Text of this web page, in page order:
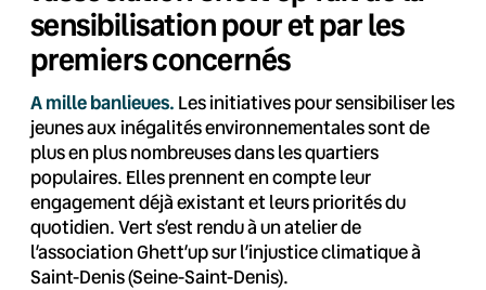
sensibilisation pour et par les
premiers concernés
A mille banlieues. Les initiatives pour sensibiliser les
jeunes aux inégalités environnementales sont de
plus en plus nombreuses dans les quartiers
populaires. Elles prennent en compte leur
engagement déjà existant et leurs priorités du
quotidien. Vert s’est rendu à un atelier de
l’association Ghett’up sur l’injustice climatique à
Saint-Denis (Seine-Saint-Denis).